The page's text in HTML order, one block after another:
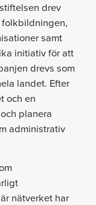
drev
folkbildningen,
samt
initiativ för att
drevs som
landet. Efter
och en
planera
administrativ
nätverket har